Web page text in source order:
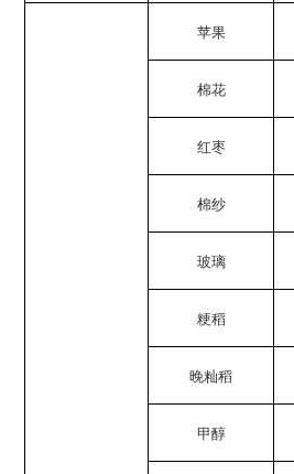
苹果
棉花
红枣
棉纱
玻璃
粳稻
晚籼稻
甲醇